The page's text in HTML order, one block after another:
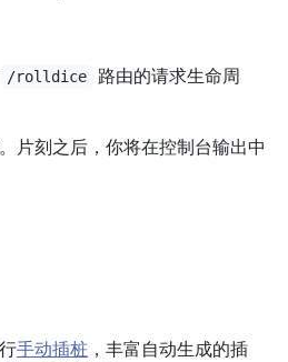
/rolldice
路由的请求生命周
片刻之后，你将在控制台输出中
手动插桩 ，丰富自动生成的插